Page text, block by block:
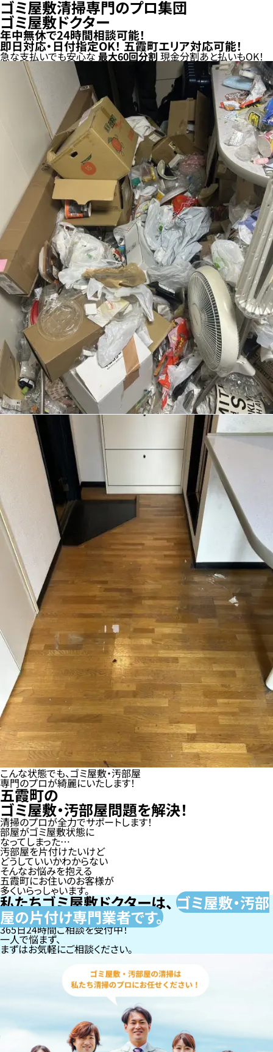
ゴミ屋敷清掃専門のプロ集団
ゴミ屋敷ドクター
年中無休で24時間相談可能！
即日対応・日付指定OK！ 五霞町エリア対応可能！
急な支払いでも安心な最大60回分割 現金分割あと払いもOK！
こんな状態でも、ゴミ屋敷・汚部屋
専門のプロが綺麗にいたします！
五霞町の
ゴミ屋敷・汚部屋問題を解決！
清掃のプロが全力でサポートします！
部屋がゴミ屋敷状態に
なってしまった…
汚部屋を片付けたいけど
どうしていいかわからない
そんなお悩みを抱える
五霞町にお住いのお客様が
多くいらっしゃいます。
私たちゴミ屋敷ドクターは、ゴミ屋敷・汚部
屋の片付け専門業者です。
365日24時間ご相談を受付中！
一人で悩まず、
まずはお気軽にご相談ください。